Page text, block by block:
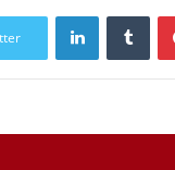
LinkedIn